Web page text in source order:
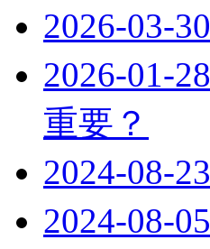
2026-03-30
2026-01-28
重要？
2024-08-23
2024-08-05